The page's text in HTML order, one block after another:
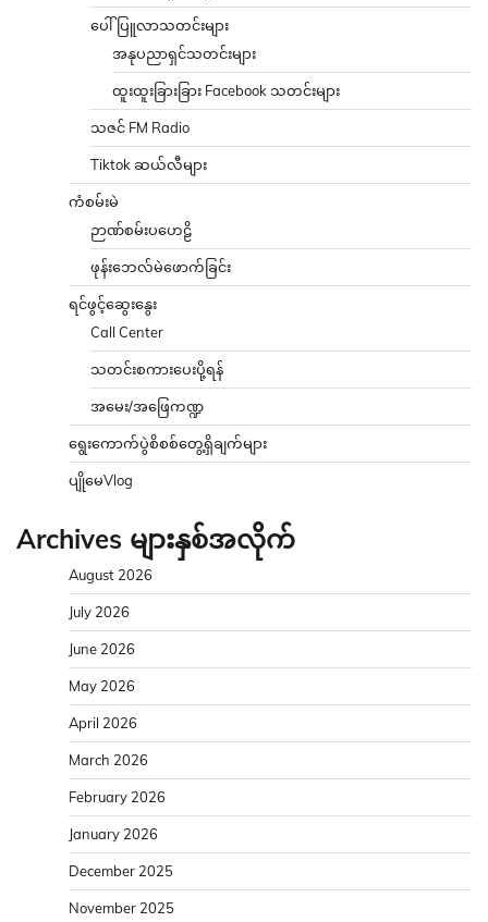
ပေါ်ပြူလာသတင်းများ
အနုပညာရှင်သတင်းများ
ထူးထူးခြားခြား Facebook သတင်းများ
သဇင် FM Radio
Tiktok ဆယ်လီများ
ကံစမ်းမဲ
ဉာဏ်စမ်းပဟေဠိ
ဖုန်းဘေလ်မဲဖောက်ခြင်း
ရင်ဖွင့်ဆွေးနွေး
Call Center
သတင်းစကားပေးပို့ရန်
အမေး/အဖြေကဏ္ဍ
ရွေးကောက်ပွဲစိစစ်တွေ့ရှိချက်များ
ပျိုမေVlog
Archives များနှစ်အလိုက်
August 2026
July 2026
June 2026
May 2026
April 2026
March 2026
February 2026
January 2026
December 2025
November 2025